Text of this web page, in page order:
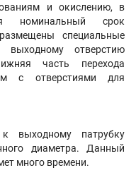
и окислению, в
номинальный срок
специальные
выходному отверстию
часть перехода
с отверстиями для
выходному патрубку
диаметра. Данный
много времени.